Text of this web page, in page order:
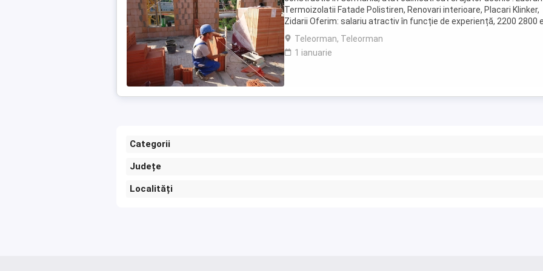
Termoizolatii Fatade Polistiren, Renovari interioare, Placari Klinker,
Zidarii Oferim: salariu atractiv în funcție de experiență, 2200 2800
NET ( 15,00 ...
Teleorman, Teleorman
1 ianuarie
Categorii
Județe
Localități